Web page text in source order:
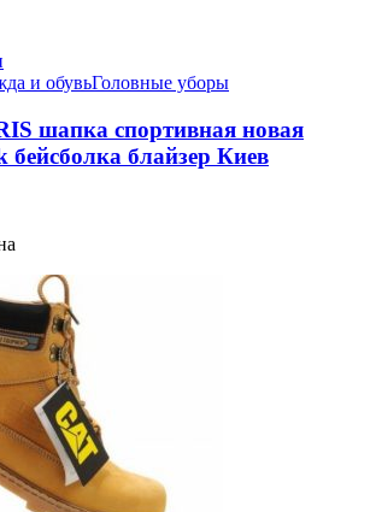
и обувьГоловные уборы
шапка спортивная новая
бейсболка блайзер Киев